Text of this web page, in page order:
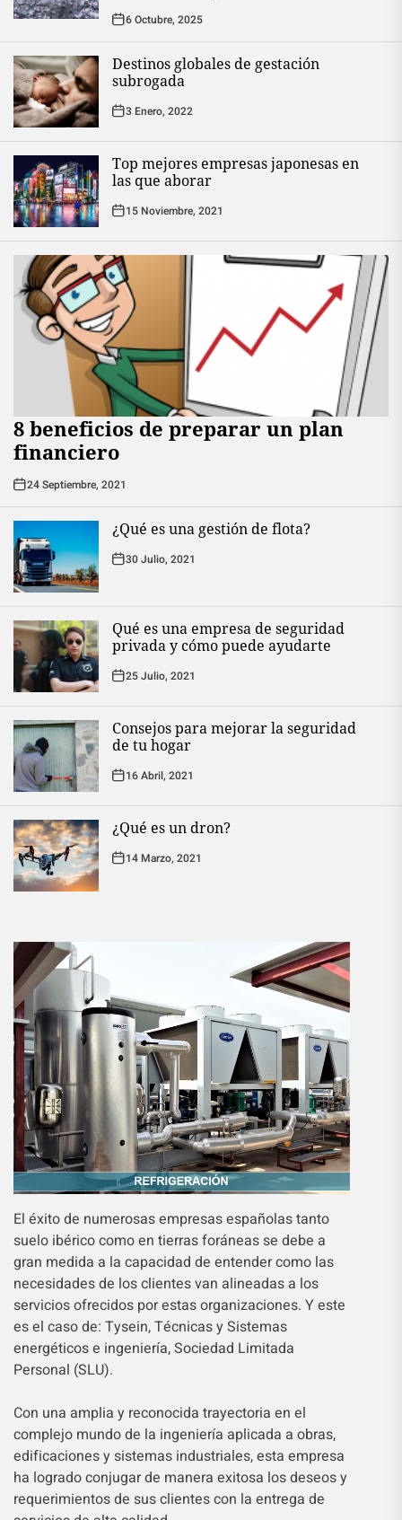
6 Octubre, 2025
Destinos globales de gestación
subrogada
3 Enero, 2022
Top mejores empresas japonesas en
las que aborar
15 Noviembre, 2021
8 beneficios de preparar un plan
financiero
24 Septiembre, 2021
¿Qué es una gestión de flota?
30 Julio, 2021
Qué es una empresa de seguridad
privada y cómo puede ayudarte
25 Julio, 2021
Consejos para mejorar la seguridad
de tu hogar
16 Abril, 2021
¿Qué es un dron?
14 Marzo, 2021
El éxito de numerosas empresas españolas tanto
suelo ibérico como en tierras foráneas se debe a
gran medida a la capacidad de entender como las
necesidades de los clientes van alineadas a los
servicios ofrecidos por estas organizaciones. Y este
es el caso de: Tysein, Técnicas y Sistemas
energéticos e ingeniería, Sociedad Limitada
Personal (SLU).
Con una amplia y reconocida trayectoria en el
complejo mundo de la ingeniería aplicada a obras,
edificaciones y sistemas industriales, esta empresa
ha logrado conjugar de manera exitosa los deseos y
requerimientos de sus clientes con la entrega de